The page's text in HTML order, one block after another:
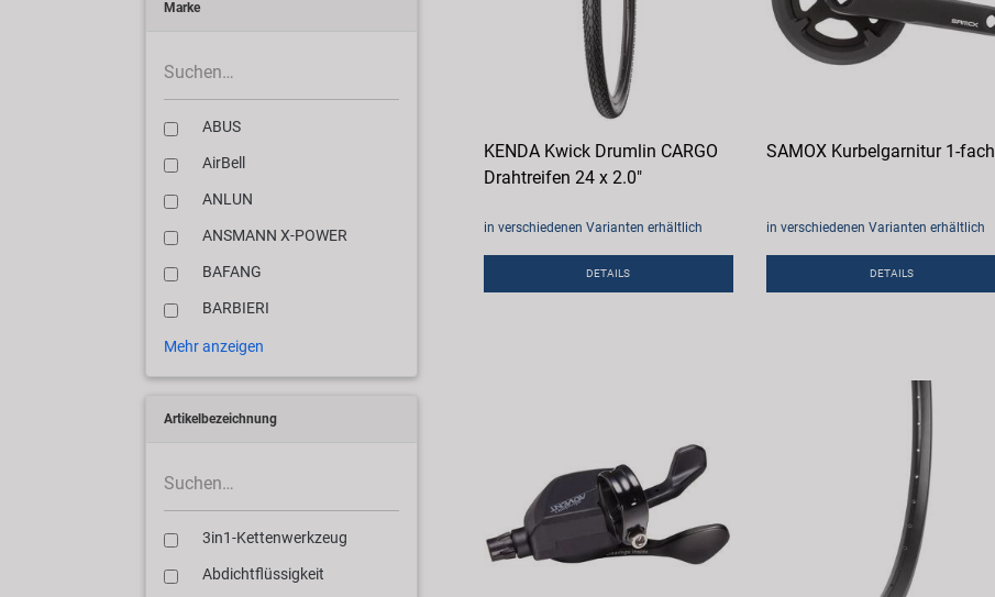
Marke
ABUS
AirBell
ANLUN
ANSMANN X-POWER
BAFANG
BARBIERI
Mehr anzeigen
Artikelbezeichnung
3in1-Kettenwerkzeug
Abdichtflüssigkeit
KENDA Kwick Drumlin CARGO
Drahtreifen 24 x 2.0"
in verschiedenen Varianten erhältlich
DETAILS
SAMOX Kurbelgarnitur 1-fach
in verschiedenen Varianten erhältlich
DETAILS